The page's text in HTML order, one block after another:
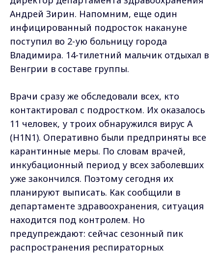
Андрей Зирин. Напомним, еще один
инфицированный подросток накануне
поступил во 2-ую больницу города
Владимира. 14-тилетний мальчик отдыхал в
Венгрии в составе группы.
Врачи сразу же обследовали всех, кто
контактировал с подростком. Их оказалось
11 человек, у троих обнаружился вирус А
(Н1N1). Оперативно были предприняты все
карантинные меры. По словам врачей,
инкубационный период у всех заболевших
уже закончился. Поэтому сегодня их
планируют выписать. Как сообщили в
департаменте здравоохранения, ситуация
находится под контролем. Но
предупреждают: сейчас сезонный пик
распространения респираторных